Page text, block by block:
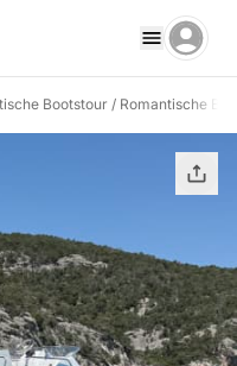
Bootstour / Romantische